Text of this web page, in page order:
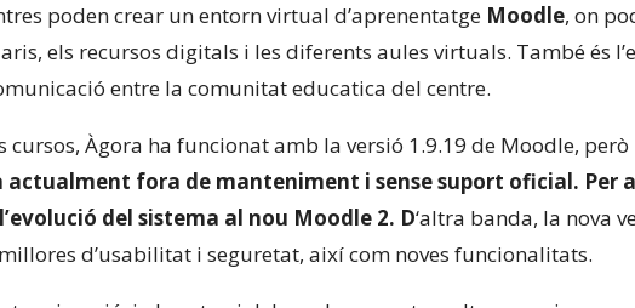
poden crear un entorn virtual d’aprenentatge Moodle, on
els recursos digitals i les diferents aules virtuals. També és
entre la comunitat educatica del centre.
cursos, Àgora ha funcionat amb la versió 1.9.19 de Moodle, però
actualment fora de manteniment i sense suport oficial. Per
del sistema al nou Moodle 2. D‘altra banda, la nova
d’usabilitat i seguretat, així com noves funcionalitats.